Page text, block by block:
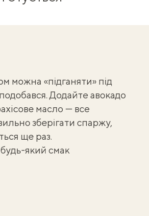
можна «підганяти» під
Додайте авокадо
масло — все
зберігати спаржу,
ще раз.
який смак